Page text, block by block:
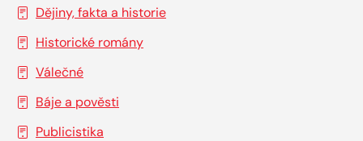
Dějiny, fakta a historie
Historické romány
Válečné
Báje a pověsti
Publicistika